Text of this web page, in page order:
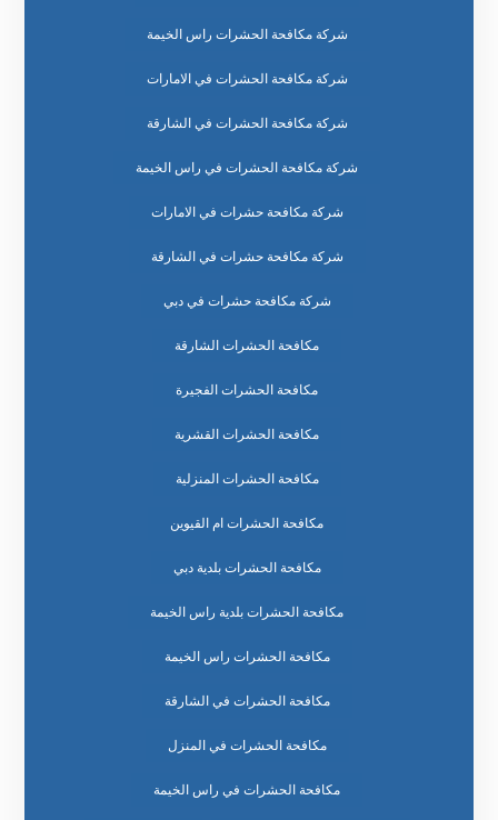
شركة مكافحة الحشرات راس الخيمة
شركة مكافحة الحشرات في الامارات
شركة مكافحة الحشرات في الشارقة
شركة مكافحة الحشرات في راس الخيمة
شركة مكافحة حشرات في الامارات
شركة مكافحة حشرات في الشارقة
شركة مكافحة حشرات في دبي
مكافحة الحشرات الشارقة
مكافحة الحشرات الفجيرة
مكافحة الحشرات القشرية
مكافحة الحشرات المنزلية
مكافحة الحشرات ام القيوين
مكافحة الحشرات بلدية دبي
مكافحة الحشرات بلدية راس الخيمة
مكافحة الحشرات راس الخيمة
مكافحة الحشرات في الشارقة
مكافحة الحشرات في المنزل
مكافحة الحشرات في راس الخيمة